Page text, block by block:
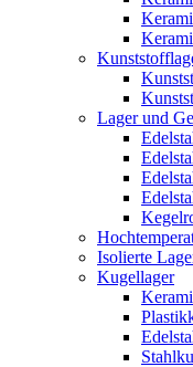
Lager und
Isolierte
Kugellager